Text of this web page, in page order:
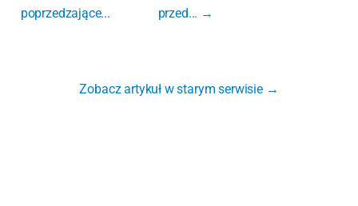
poprzedzające...
przed... →
Zobacz artykuł w starym serwisie →